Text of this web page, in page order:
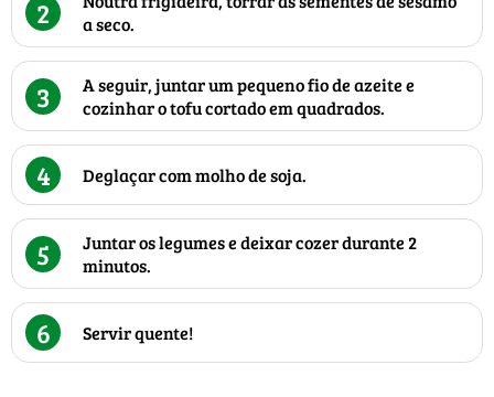
2
a seco.
3
A seguir, juntar um pequeno fio de azeite e
cozinhar o tofu cortado em quadrados.
4 Deglaçar com molho de soja.
5
Juntar os legumes e deixar cozer durante 2
minutos.
6 Servir quente!